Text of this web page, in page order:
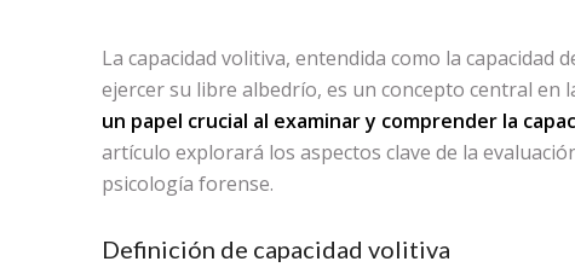
La capacidad volitiva, entendida como la
ejercer su libre albedrío, es un concepto central en
un papel crucial al examinar y comprender la
artículo explorará los aspectos clave de la
psicología forense.
Definición de capacidad volitiva